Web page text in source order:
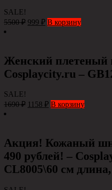
SALE!
5500₽ 999 ₽ В корзину
Женский плетеный
Cosplaycity.ru –
SALE!
1690₽ 1158 ₽ В корзину
Акция! Кожаный
490 рублей! –
CL8005\60 см